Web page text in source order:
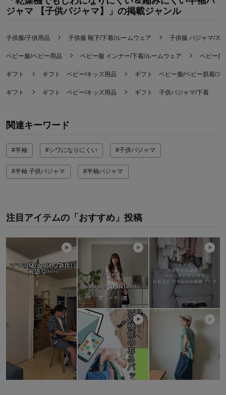
ジャマ 【子供パジャマ】」の掲載ジャンル
子供服/子供用品 子供服 靴下/下着/ルームウェア 子供服 パジャマ/ス
ベビー服/ベビー用品 ベビー服 インナー/下着/ルームウェア ベビー服
ギフト ギフト ベビー/キッズ用品 ギフト ベビー服/ベビー肌着/ス
ギフト ギフト ベビー/キッズ用品 ギフト 子供パジャマ/下着
関連キーワード
#半袖 #シワになりにくい #子供パジャマ
#半袖 子供パジャマ #半袖パジャマ
注目アイテムの「おすすめ」投稿